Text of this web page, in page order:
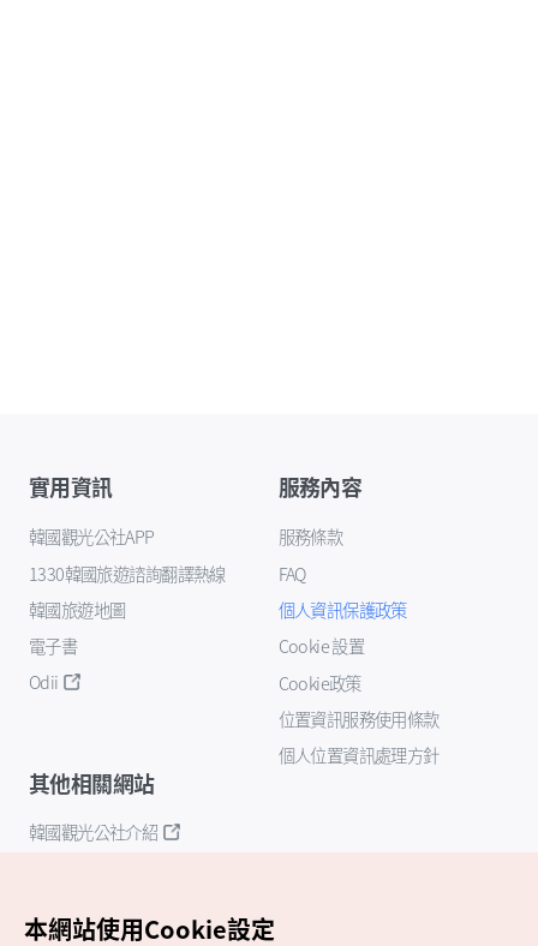
實用資訊
韓國觀光公社APP
1330韓國旅遊諮詢翻譯熱線
韓國旅遊地圖
電子書
Odii
服務內容
服務條款
FAQ
個人資訊保護政策
Cookie 設置
Cookie政策
位置資訊服務使用條款
個人位置資訊處理方針
其他相關網站
韓國觀光公社介紹
本網站使用Cookie設定